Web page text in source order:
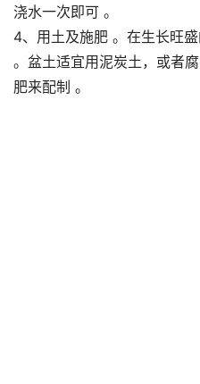
浇水一次即可 。
4、用土及施肥 。在生长旺
。盆土适宜用泥炭土，或者
肥来配制 。